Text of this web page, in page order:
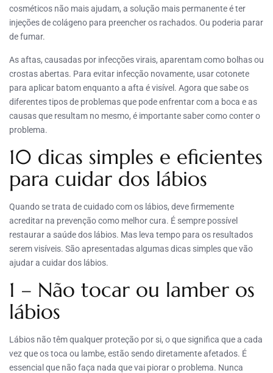
cosméticos não mais ajudam, a solução mais permanente é ter
injeções de colágeno para preencher os rachados. Ou poderia parar
de fumar.
As aftas, causadas por infecções virais, aparentam como bolhas ou
crostas abertas. Para evitar infecção novamente, usar cotonete
para aplicar batom enquanto a afta é visível. Agora que sabe os
diferentes tipos de problemas que pode enfrentar com a boca e as
causas que resultam no mesmo, é importante saber como conter o
problema.
10 dicas simples e eficientes
para cuidar dos lábios
Quando se trata de cuidado com os lábios, deve firmemente
acreditar na prevenção como melhor cura. É sempre possível
restaurar a saúde dos lábios. Mas leva tempo para os resultados
serem visíveis. São apresentadas algumas dicas simples que vão
ajudar a cuidar dos lábios.
1 – Não tocar ou lamber os
lábios
Lábios não têm qualquer proteção por si, o que significa que a cada
vez que os toca ou lambe, estão sendo diretamente afetados. É
essencial que não faça nada que vai piorar o problema. Nunca